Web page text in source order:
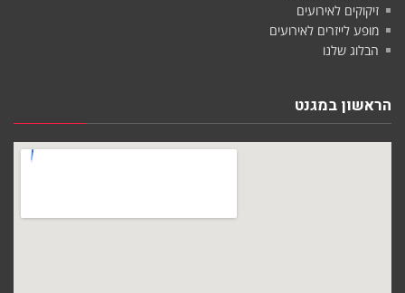
זיקוקים לאירועים
מופע לייזרים לאירועים
הבלוג שלנו
הראשון במגנט